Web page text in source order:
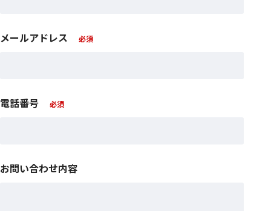
メールアドレス
電話番号
お問い合わせ内容